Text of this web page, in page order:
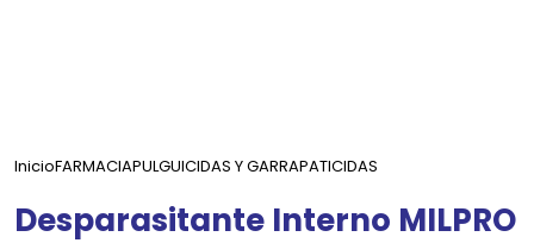
InicioFARMACIAPULGUICIDAS Y GARRAPATICIDAS
Desparasitante Interno MILPRO